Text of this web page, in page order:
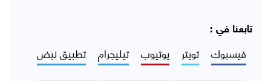
تابعنا في :
فيسبوك تويتر يوتيوب تيليجرام تطبيق نبض